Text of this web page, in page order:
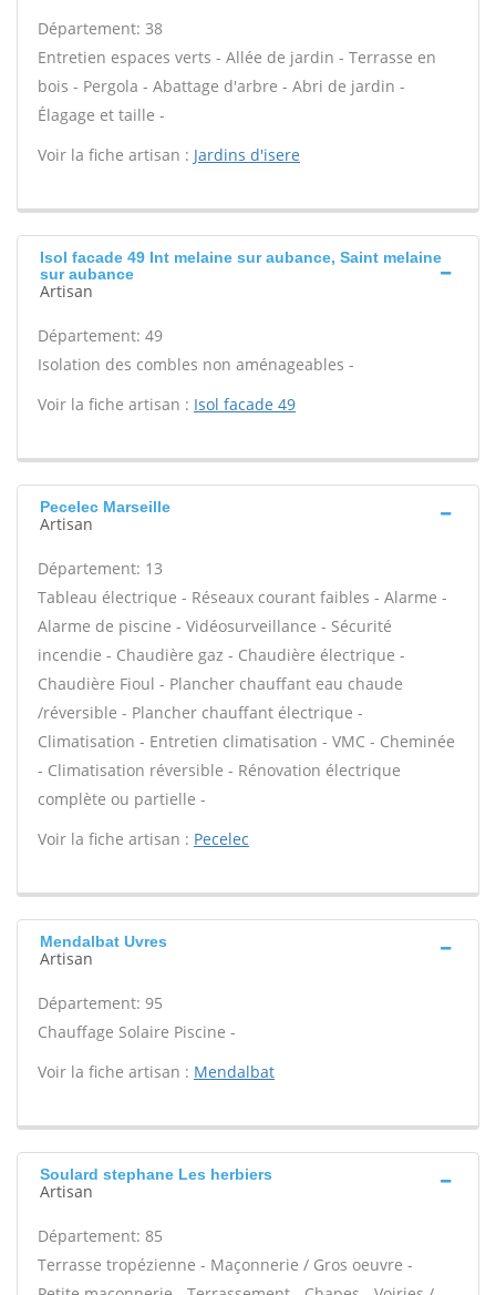
Département: 38
Entretien espaces verts - Allée de jardin - Terrasse en
bois - Pergola - Abattage d'arbre - Abri de jardin -
Élagage et taille -
Voir la fiche artisan : Jardins d'isere
Isol facade 49 Int melaine sur aubance, Saint melaine
sur aubance
Artisan
Département: 49
Isolation des combles non aménageables -
Voir la fiche artisan : Isol facade 49
Pecelec Marseille
Artisan
Département: 13
Tableau électrique - Réseaux courant faibles - Alarme -
Alarme de piscine - Vidéosurveillance - Sécurité
incendie - Chaudière gaz - Chaudière électrique -
Chaudière Fioul - Plancher chauffant eau chaude
/réversible - Plancher chauffant électrique -
Climatisation - Entretien climatisation - VMC - Cheminée
- Climatisation réversible - Rénovation électrique
complète ou partielle -
Voir la fiche artisan : Pecelec
Mendalbat Uvres
Artisan
Département: 95
Chauffage Solaire Piscine -
Voir la fiche artisan : Mendalbat
Soulard stephane Les herbiers
Artisan
Département: 85
Terrasse tropézienne - Maçonnerie / Gros oeuvre -